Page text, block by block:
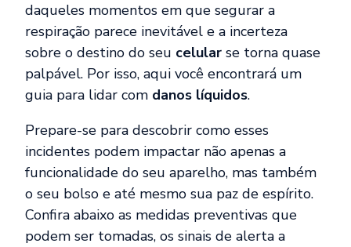
daqueles momentos em que segurar a
respiração parece inevitável e a incerteza
sobre o destino do seu celular se torna quase
palpável. Por isso, aqui você encontrará um
guia para lidar com danos líquidos.
Prepare-se para descobrir como esses
incidentes podem impactar não apenas a
funcionalidade do seu aparelho, mas também
o seu bolso e até mesmo sua paz de espírito.
Confira abaixo as medidas preventivas que
podem ser tomadas, os sinais de alerta a